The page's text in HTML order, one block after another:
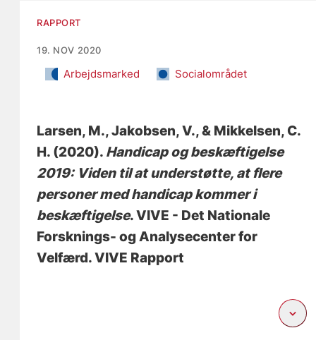
RAPPORT
19. NOV 2020
Arbejdsmarked Socialområdet
Larsen, M., Jakobsen, V., & Mikkelsen, C.
H. (2020). Handicap og beskæftigelse
2019: Viden til at understøtte, at flere
personer med handicap kommer i
beskæftigelse. VIVE - Det Nationale
Forsknings- og Analysecenter for
Velfærd. VIVE Rapport